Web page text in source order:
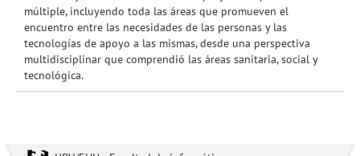
múltiple, incluyendo toda las áreas que promueven el
encuentro entre las necesidades de las personas y las
tecnologías de apoyo a las mismas, desde una perspectiva
multidisciplinar que comprendió las áreas sanitaria, social y
tecnológica.